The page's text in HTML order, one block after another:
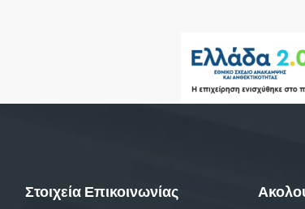
Στοιχεία Επικοινωνίας